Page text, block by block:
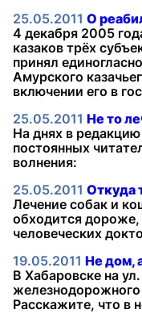
25.05.2011 О
4 декабря 2005
казаков трёх
принял
Амурского
включении его в
25.05.2011 Не то
На днях в
постоянных
волнения:
25.05.2011 Откуда
Лечение собак и
обходится
человеческих
19.05.2011 Не дом,
В Хабаровске на
Расскажите, что в